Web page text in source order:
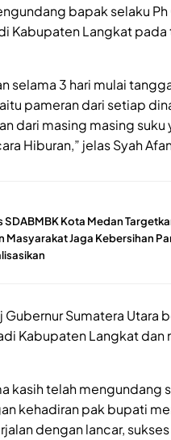
bapak selaku
Kabupaten Langkat pada
selama 3 hari mulai
pameran dari setiap
dari masing masing
Hiburan,” jelas Syah
SDABMBK Kota Medan
Masyarakat Jaga Kebersihan
Gubernur Sumatera Utara
Kabupaten Langkat
kasih telah mengundang
kehadiran pak bupati
dengan lancar,